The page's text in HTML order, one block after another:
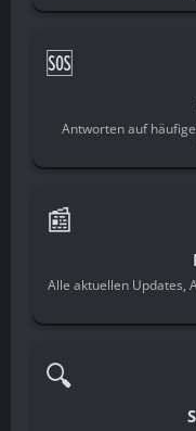
🆘
Antworten auf
📰
Alle aktuellen Updates,
🔍